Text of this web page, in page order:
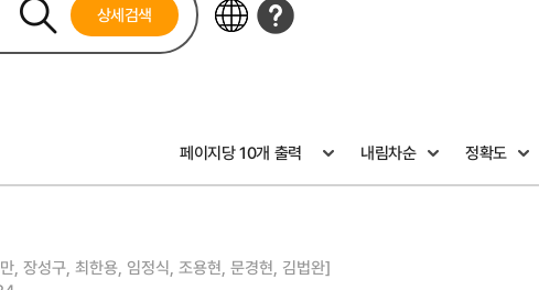
상세검색
, 장성구, 최한용, 임정식, 조용현, 문경현, 김법완]